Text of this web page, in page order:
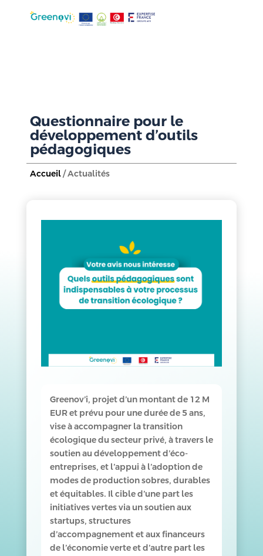
Questionnaire pour le
développement d’outils
pédagogiques
Accueil/ Actualités
Greenov’i, projet d’un montant de 12 M
EUR et prévu pour une durée de 5 ans,
vise à accompagner la transition
écologique du secteur privé, à travers le
soutien au développement d’éco-
entreprises, et l’appui à l’adoption de
modes de production sobres, durables
et équitables. Il cible d’une part les
initiatives vertes via un soutien aux
startups, structures
d’accompagnement et aux financeurs
de l’économie verte et d’autre part les